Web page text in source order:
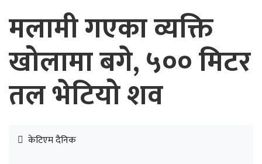
मलामी गएका व्यक्ति
खोलामा बगे, ५०० मिटर
तल भेटियो शव
केटिएम दैनिक